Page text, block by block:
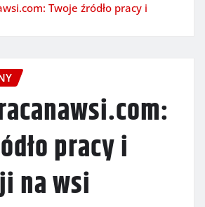
Twoje źródło pracy i
pracy i
na wsi